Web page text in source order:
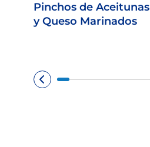
Pinchos de Aceitunas
y Queso Marinados